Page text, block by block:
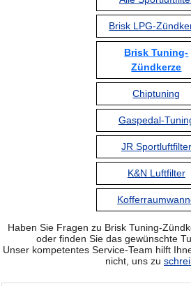
Brisk LPG-
Brisk Tuning-
Zündkerze
Chiptuning
Gaspedal-
JR Sportluftfilter
K&N Luftfilter
Haben Sie Fragen zu Brisk Tuning-
oder finden Sie das gewünschte
Unser kompetentes Service-Team hilft
nicht, uns zu